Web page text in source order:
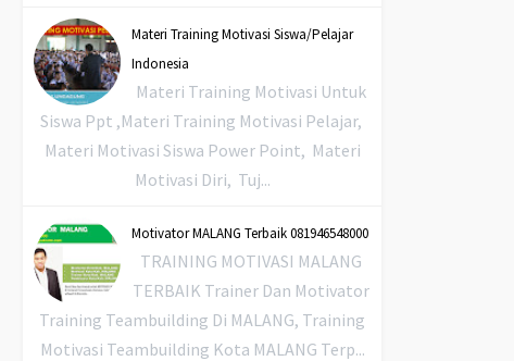
Materi Training Motivasi Siswa/Pelajar
Indonesia
Materi Training Motivasi Untuk
Siswa Ppt ,Materi Training Motivasi Pelajar,
Materi Motivasi Siswa Power Point, Materi
Motivasi Diri, Tuj...
Motivator MALANG Terbaik 081946548000
TRAINING MOTIVASI MALANG
TERBAIK Trainer Dan Motivator
Training Teambuilding Di MALANG, Training
Motivasi Teambuilding Kota MALANG Terp...